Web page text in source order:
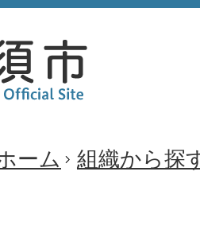
ーム 組織から探